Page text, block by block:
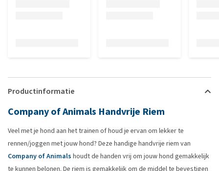
Productinformatie
Company of Animals Handvrije Riem
Veel met je hond aan het trainen of houd je ervan om lekker te
rennen/joggen met jouw hond? Deze handige handvrije riem van
Company of Animals houdt de handen vrij om jouw hond gemakkelijk
te kunnen belonen. De riem is gemakkelijk om de middel te bevestigen